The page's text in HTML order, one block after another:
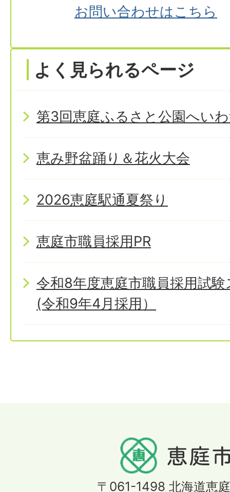
お問い合わせはこちら
よく見られるページ
第3回恵庭ふるさと公園へい
恵み野盆踊り＆花火大会
2026恵庭駅通夏祭り
恵庭市職員採用PR
令和8年度恵庭市職員採用試
(令和9年4月採用）
〒061-1498 北海道恵